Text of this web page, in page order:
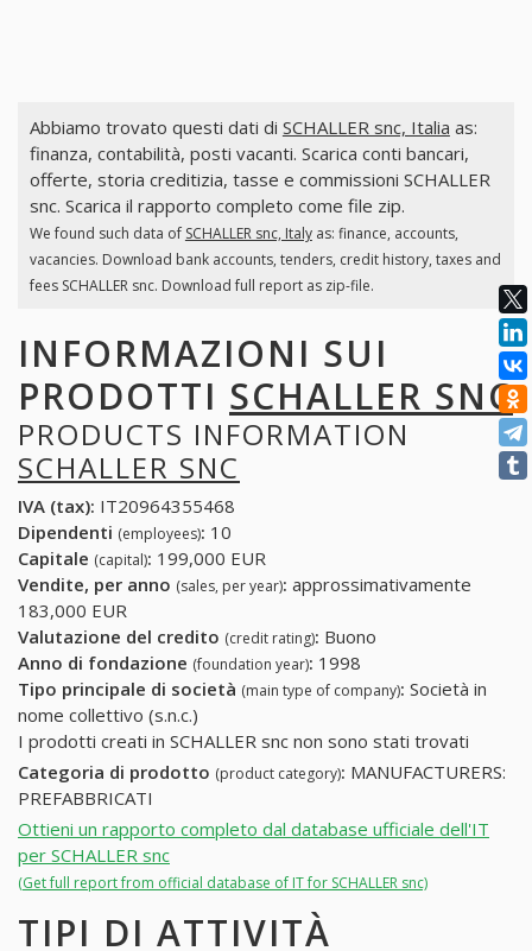
Abbiamo trovato questi dati di SCHALLER snc, Italia as:
finanza, contabilità, posti vacanti. Scarica conti bancari,
offerte, storia creditizia, tasse e commissioni SCHALLER
snc. Scarica il rapporto completo come file zip.
We found such data of SCHALLER snc, Italyas: finance, accounts,
vacancies. Download bank accounts, tenders, credit history, taxes and
fees SCHALLER snc. Download full report as zip-file.
INFORMAZIONI SUI
PRODOTTI SCHALLER SNC
PRODUCTS INFORMATION
SCHALLER SNC
IVA (tax): IT20964355468
Dipendenti (employees): 10
Capitale (capital): 199,000 EUR
Vendite, per anno (sales, per year): approssimativamente
183,000 EUR
Valutazione del credito (credit rating): Buono
Anno di fondazione (foundation year): 1998
Tipo principale di società (main type of company): Società in
nome collettivo (s.n.c.)
I prodotti creati in SCHALLER snc non sono stati trovati
Categoria di prodotto (product category): MANUFACTURERS:
PREFABBRICATI
Ottieni un rapporto completo dal database ufficiale dell'IT
per SCHALLER snc
(Get full report from official database of IT for SCHALLER snc)
TIPI DI ATTIVITÀ